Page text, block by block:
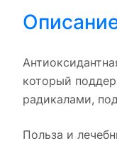
который
радикалами,
Польза и